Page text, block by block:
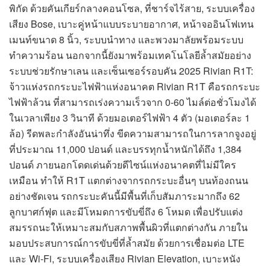
พิกัด ด้วยคันเกียร์กลางคอนโซล, ที่ชาร์จไร้สาย, ระบบเครื่อง
เสียง Bose, เบาะคู่หน้าแบบระบายอากาศ, หน้าจออินโฟเทน
เมนท์ขนาด 8 นิ้ว, ระบบนำทาง และพวงมาลัยพร้อมระบบ
ทำความร้อน นอกจากนี้ยังมาพร้อมเทคโนโลยีล้ำสมัยอย่าง
ระบบช่วยรักษาเลน และเซ็นเซอร์รอบคัน 2025 Rivian R1T:
จ้าวแห่งรถกระบะไฟฟ้าแห่งอนาคต Rivian R1T คือรถกระบะ
ไฟฟ้าล้วน ที่สามารถเร่งความเร็วจาก 0-60 ไมล์ต่อชั่วโมงได้
ในเวลาเพียง 3 วินาที ด้วยมอเตอร์ไฟฟ้า 4 ตัว (มอเตอร์ละ 1
ล้อ) รีดพละกำลังอันน่าทึ่ง ขีดความสามารถในการลากจูงอยู่
ที่ประมาณ 11,000 ปอนด์ และบรรทุกน้ำหนักได้ถึง 1,384
ปอนด์ ภายนอกโดดเด่นด้วยดีไซน์แห่งอนาคตที่ไม่มีใคร
เหมือน ทำให้ R1T แตกต่างจากรถกระบะอื่นๆ บนท้องถนน
อย่างชัดเจน รถกระบะคันนี้มีพื้นที่เก็บสัมภาระมากถึง 62
ลูกบาศก์ฟุต และมีโหมดการขับขี่ถึง 6 โหมด เพื่อปรับแต่ง
สมรรถนะให้เหมาะสมกับสภาพพื้นผิวที่แตกต่างกัน ภายใน
มอบประสบการณ์การขับขี่ที่ล้ำสมัย ด้วยการเชื่อมต่อ LTE
และ Wi-Fi, ระบบเครื่องเสียง Rivian Elevation, เบาะหนัง